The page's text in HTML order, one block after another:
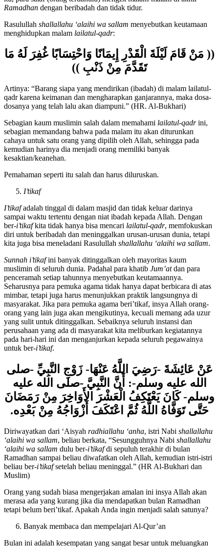
itu, para salaf (orang terdahulu) mengisi malam-malam di akhir
Rasulullahshallallahu ‘alaihi wa sallam
(( مَنْ قَامَ لَيْلَةَ الْقَدْرِ إِيمَانًا وَاحْتِسَابًا غُفِرَ لَهُ مَا
تَقَدَّمَ مِنْ ذَنْبِ ))
Artinya: “Barang siapa yang mendirikan (ibadah) di malam lailatul-
qadr karena keimanan dan mengharapkan ganjarannya, maka dosa-
Sebagian kaum muslimin salah dalam memahamilailatul-qadr
sebagian memandang bahwa pada malam itu akan diturunkan
cahaya untuk satu orang yang dipilih oleh Allah, sehingga pada
kemudian harinya dia menjadi orang memiliki banyak
I’tikafadalah tinggal di dalam masjid dan tidak keluar darinya
sampai waktu tertentu dengan niat ibadah kepada Allah. Dengan
ber- i’tikafkita tidak hanya bisa mencari lailatul-qadr, memfokuskan
diri untuk beribadah dan meninggalkan urusan-urusan dunia, tetapi
Sunnah i’tikafini banyak ditinggalkan oleh mayoritas kaum
muslimin di seluruh dunia. Padahal para khatibJum’atdan para
penceramah setiap tahunnya menyebutkan keutamaannya.
Seharusnya para pemuka agama tidak hanya dapat berbicara di atas
mimbar, tetapi juga harus menunjukkan praktik langsungnya di
masyarakat. Jika para pemuka agama beri’tikaf, insya Allah orang-
orang yang lain juga akan mengikutinya, kecuali memang ada uzur
yang sulit untuk ditinggalkan. Sebaiknya seluruh instansi dan
perusahaan yang ada di masyarakat kita meliburkan kegiatannya
pada hari-hari ini dan menganjurkan kepada seluruh pegawainya
عَنْ عَائِشَةَ -رَضِيَ اللَّهُ عَنْهَا- زَوْجِ النَّبِيِّ -صلى
الله عليه وسلم-: أَنَّ النَّبِيَّ -صلى الله عليه
وسلم- كَانَ يَعْتَكِفُ الْعَشْرَ الأَوَاخِرَ مِنْ رَمَضَانَ
حَتَّى تَوَفَّاهُ اللَّهُ ثُمَّ اعْتَكَفَ أَزْوَاجُهُ مِنْ بَعْدِه.
Diriwayatkan dari ‘Aisyahradhiallahu ‘anha, istri Nabi shallallahu
‘alaihi wa sallam , beliau berkata, “Sesungguhnya Nabishallallahu
‘alaihi wa sallamdulu ber-i’tikafdi sepuluh terakhir di bulan
Ramadhan sampai beliau diwafatkan oleh Allah, kemudian istri-istri
beliau ber-
Orang yang sudah biasa mengerjakan amalan ini insya Allah akan
merasa ada yang kurang jika dia mendapatkan bulan Ramadhan